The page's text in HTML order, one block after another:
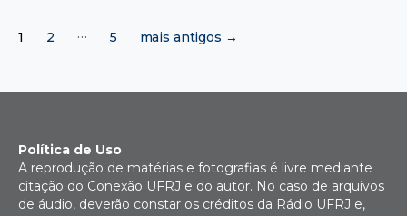
de
1 2 … 5 mais antigos →
Política de Uso
A reprodução de matérias e fotografias é livre mediante
citação do Conexão UFRJ e do autor. No caso de arquivos
de áudio, deverão constar os créditos da Rádio UFRJ e,